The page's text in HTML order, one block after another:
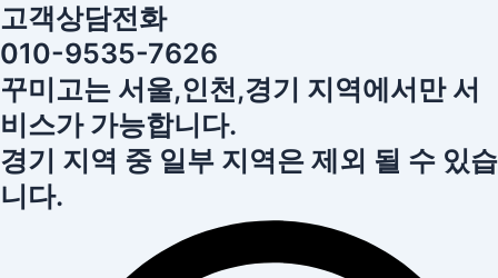
고객상담전화
010-9535-7626
꾸미고는 서울,인천,경기 지역에서만 서
비스가 가능합니다.
경기 지역 중 일부 지역은 제외 될 수 있습
니다.